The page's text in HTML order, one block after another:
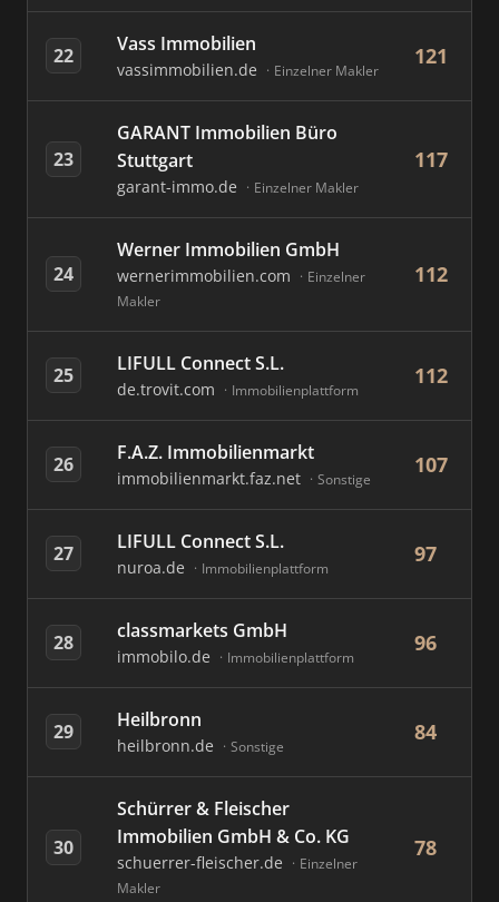
22 Vass Immobilien
vassimmobilien.de Einzelner Makler
121
23
GARANT Immobilien Büro
Stuttgart
garant-immo.de Einzelner Makler
117
24
Werner Immobilien GmbH
wernerimmobilien.com
Einzelner
Makler
112
25 LIFULL Connect S.L.
de.trovit.com Immobilienplattform
112
26 F.A.Z. Immobilienmarkt
immobilienmarkt.faz.net Sonstige
107
27 LIFULL Connect S.L.
nuroa.de Immobilienplattform
97
28 classmarkets GmbH
immobilo.de Immobilienplattform
96
29 Heilbronn
heilbronn.de Sonstige
84
30
Schürrer & Fleischer
Immobilien GmbH & Co. KG
schuerrer-fleischer.de
Einzelner
Makler
78